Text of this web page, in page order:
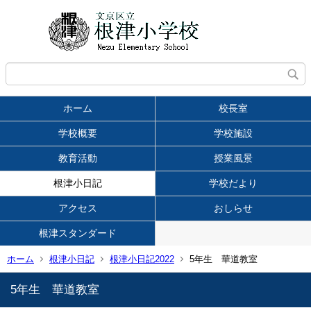
ホーム 校長室
学校概要 学校施設
教育活動 授業風景
根津小日記 学校だより
アクセス おしらせ
根津スタンダード
ホーム 根津小日記 根津小日記2022 5年生 華道教室
5年生 華道教室